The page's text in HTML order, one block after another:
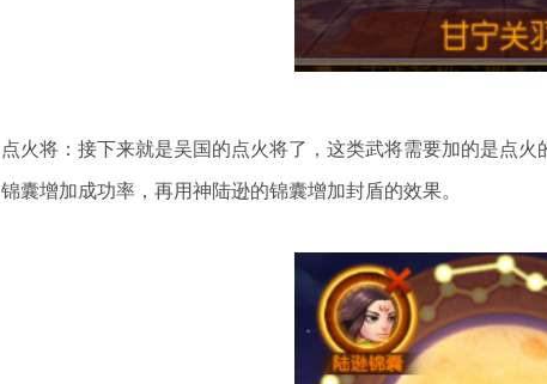
点火将：接下来就是吴国的点火将了，这类武将需要加的是点
锦囊增加成功率，再用神陆逊的锦囊增加封盾的效果。